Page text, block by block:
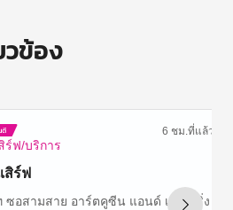
ข้อง
ร์ฟ/บริการ
6 ชม.ที่แล้ว
สิร์ฟ
ซอสามสาย อาร์ตคูซีน แอนด์ เคเตอริ่ง